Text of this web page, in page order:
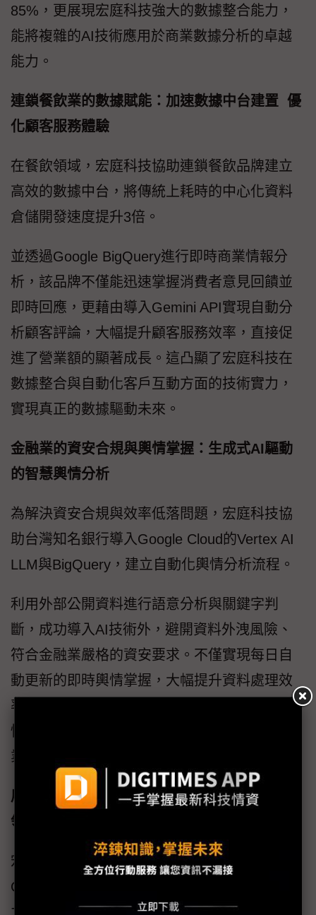
85%，更展現宏庭科技強大的數據整合能力，
能將複雜的AI技術應用於商業數據分析的卓越
能力。
連鎖餐飲業的數據賦能：加速數據中台建置 優
化顧客服務體驗
在餐飲領域，宏庭科技協助連鎖餐飲品牌建立
高效的數據中台，將傳統上耗時的中心化資料
倉儲開發速度提升3倍。
並透過Google BigQuery進行即時商業情報分
析，該品牌不僅能迅速掌握消費者意見回饋並
即時回應，更藉由導入Gemini API實現自動分
析顧客評論，大幅提升顧客服務效率，直接促
進了營業額的顯著成長。這凸顯了宏庭科技在
數據整合與自動化客戶互動方面的技術實力，
實現真正的數據驅動未來。
金融業的資安合規與輿情掌握：生成式AI驅動
的智慧輿情分析
為解決資安合規與效率低落問題，宏庭科技協
助台灣知名銀行導入Google Cloud的Vertex AI
LLM與BigQuery，建立自動化輿情分析流程。
利用外部公開資料進行語意分析與關鍵字判
斷，成功導入AI技術外，避開資料外洩風險、
符合金融業嚴格的資安要求。不僅實現每日自
動更新的即時輿情掌握，大幅提升資料處理效
率，更能透過AI精準判斷情緒，協助行銷團隊
快速調整策略，有效利用生成式AI創造高度商
業價值而不涉及內部客戶資料。
展望智能未來 宏庭科技攜手Google Cloud引
領產業新局
宏庭科技副總經理林音表示：「榮獲Google
Cloud機器學習專業技術認證，是對我們技術實